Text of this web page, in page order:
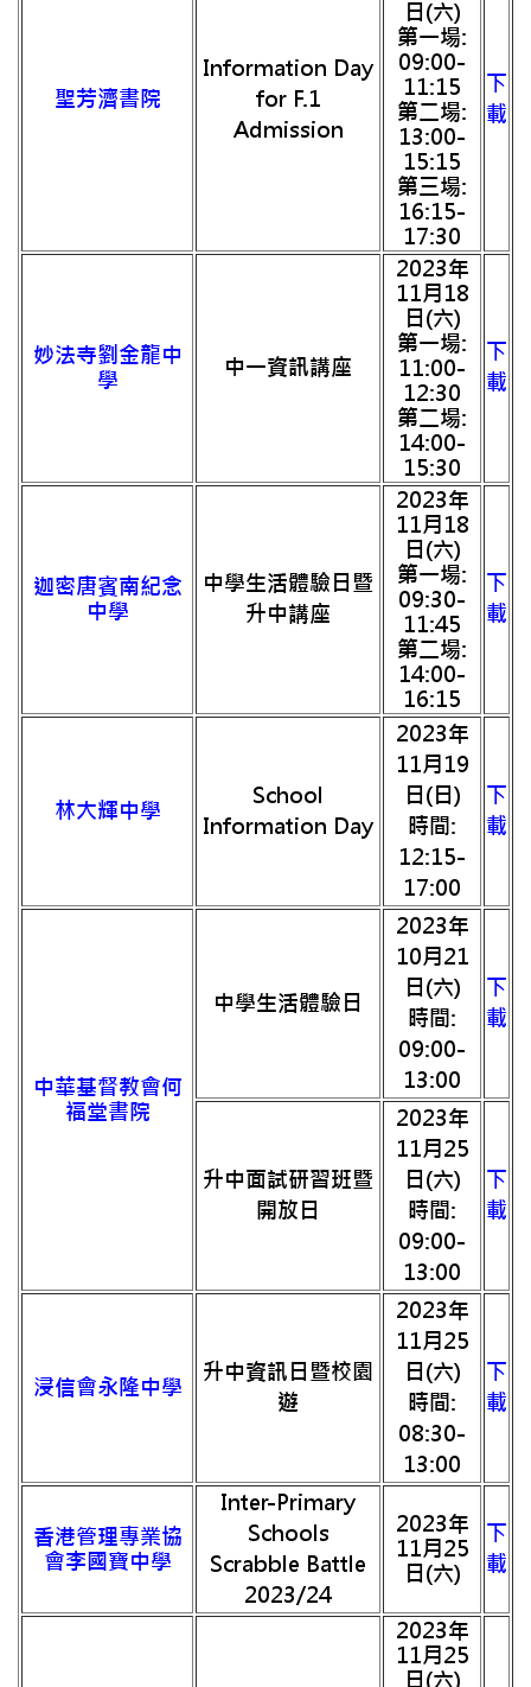
聖芳濟書院
Information Day
for F.1
Admission
日(六)
第一場:
09:00-
11:15
第二場:
13:00-
15:15
第三場:
16:15-
17:30
下
載
妙法寺劉金龍中
學
中一資訊講座
2023年
11月18
日(六)
第一場:
11:00-
12:30
第二場:
14:00-
15:30
下
載
迦密唐賓南紀念
中學
中學生活體驗日暨
升中講座
2023年
11月18
日(六)
第一場:
09:30-
11:45
第二場:
14:00-
16:15
下
載
林大輝中學
School
Information Day
2023年
11月19
日(日)
時間:
12:15-
17:00
下
載
中華基督教會何
福堂書院
中學生活體驗日
2023年
10月21
日(六)
時間:
09:00-
13:00
下
載
升中面試研習班暨
開放日
2023年
11月25
日(六)
時間:
09:00-
13:00
下
載
浸信會永隆中學
升中資訊日暨校園
遊
2023年
11月25
日(六)
時間:
08:30-
13:00
下
載
香港管理專業協
會李國寶中學
Inter-Primary
Schools
Scrabble Battle
2023/24
2023年
11月25
日(六)
下
載
2023年
11月25
日(六)